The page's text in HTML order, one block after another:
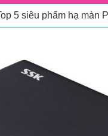
Top 5 siêu phẩm hạ màn